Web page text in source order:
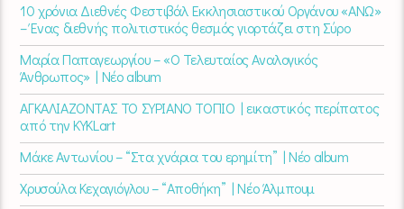
10 χρόνια Διεθνές Φεστιβάλ Εκκλησιαστικού Οργάνου «ΑΝΩ»
– Ένας διεθνής πολιτιστικός θεσμός γιορτάζει στη Σύρο​
Μαρία Παπαγεωργίου – «Ο Τελευταίος Αναλογικός
Άνθρωπος» | Νέο album
ΑΓΚΑΛΙΑΖΟΝΤΑΣ ΤΟ ΣΥΡΙΑΝΟ ΤΟΠΙΟ | εικαστικός περίπατος
από την KYKLart
Μάκε Αντωνίου – “Στα χνάρια του ερημίτη” | Νέο album
Χρυσούλα Κεχαγιόγλου – “Αποθήκη” | Νέο Άλμπουμ